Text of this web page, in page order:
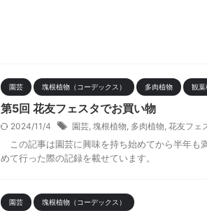
園芸 塊根植物（コーデックス） 多肉植物 観葉
第5回 花友フェスタでお買い物
2024/11/4 園芸 塊根植物 多肉植物 花友フェ
この記事は園芸に興味を持ち始めてから半年も
めて行った際の記録を載せています。
園芸 塊根植物（コーデックス）